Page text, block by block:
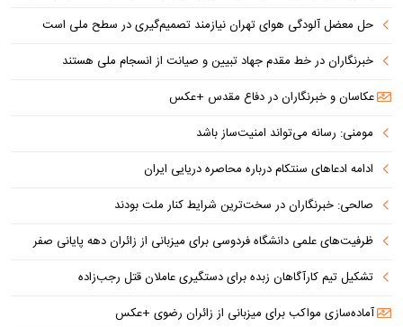
حل معضل آلودگی هوای تهران نیازمند تصمیم‌گیری در سطح ملی است
خبرنگاران در خط مقدم جهاد تبیین و صیانت از انسجام ملی هستند
عکاسان و خبرنگاران در دفاع مقدس +عکس
مومنی: رسانه می‌تواند امنیت‌ساز باشد
ادامه ادعاهای سنتکام درباره محاصره دریایی ایران
صالحی: خبرنگاران در سخت‌ترین شرایط کنار ملت بودند
ظرفیت‌های علمی دانشگاه فردوسی برای میزبانی از زائران دهه پایانی صفر
تشکیل تیم کارآگاهان زبده برای دستگیری عاملان قتل رجب‌زاده
آماده‌سازی مواکب برای میزبانی از زائران رضوی +عکس